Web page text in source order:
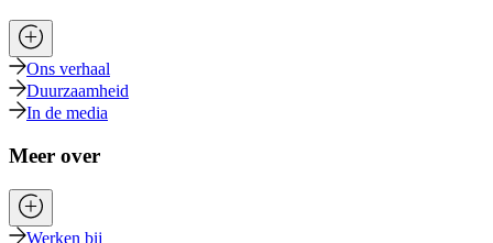
Ons verhaal
Duurzaamheid
In de media
Meer over
Werken bij